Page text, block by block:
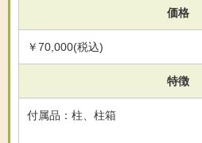
価格
￥70,000(税込)
特徴
付属品：柱、柱箱